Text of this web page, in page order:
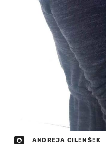
ANDREJA CILENŠEK